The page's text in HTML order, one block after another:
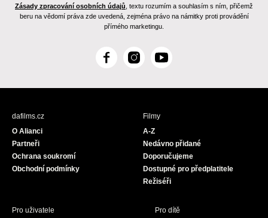
Zásady zpracování osobních údajů , textu rozumím a souhlasím s ním, přičemž
beru na vědomí práva zde uvedená, zejména právo na námitky proti provádění
přímého marketingu.
F
c
I
s
Y
u
dafilms.cz
O Alianci
Partneři
Ochrana soukromí
Obchodní podmínky
Filmy
A-Z
Nedávno přidané
Doporučujeme
Dostupné pro předplatitele
Režiséři
Pro uživatele
Pro dítě